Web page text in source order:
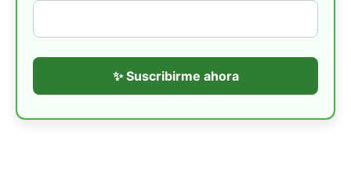
✨ Suscribirme ahora